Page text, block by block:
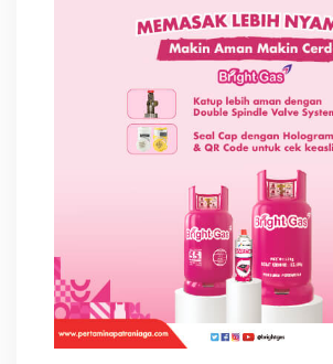
a
,
S
l
l
d
M
a